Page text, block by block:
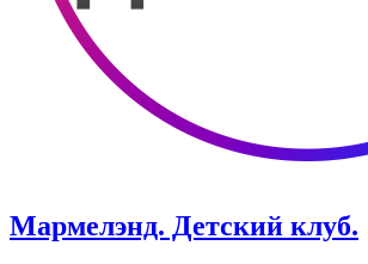
Мармелэнд. Детский клуб.